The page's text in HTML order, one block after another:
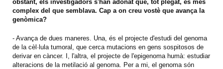
obstant, els investigadors s'han adonat que, tot plegat, és més
complex del que semblava. Cap a on creu vostè que avança la
genòmica?
- Avança de dues maneres. Una, és el projecte d'estudi del genoma
de la cèl·lula tumoral, que cerca mutacions en gens sospitosos de
derivar en càncer. I, l'altra, el projecte de l'epigenoma humà: estudiar
alteracions de la metilació al genoma. Per a mi, el genoma són